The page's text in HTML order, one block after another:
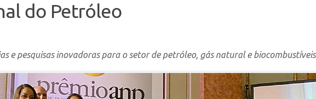
do Petróleo
e pesquisas inovadoras para o setor de petróleo, gás natural e biocombustíveis